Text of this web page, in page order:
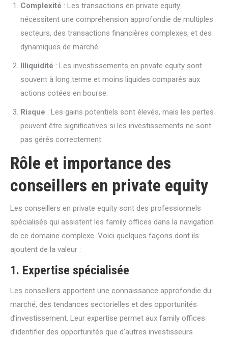
Complexité : Les transactions en private equity
nécessitent une compréhension approfondie de multiples
secteurs, des transactions financières complexes, et des
dynamiques de marché.
Illiquidité : Les investissements en private equity sont
souvent à long terme et moins liquides comparés aux
actions cotées en bourse.
Risque : Les gains potentiels sont élevés, mais les pertes
peuvent être significatives si les investissements ne sont
pas gérés correctement.
Rôle et importance des
conseillers en private equity
Les conseillers en private equity sont des professionnels
spécialisés qui assistent les family offices dans la navigation
de ce domaine complexe. Voici quelques façons dont ils
ajoutent de la valeur :
1. Expertise spécialisée
Les conseillers apportent une connaissance approfondie du
marché, des tendances sectorielles et des opportunités
d’investissement. Leur expertise permet aux family offices
d’identifier des opportunités que d’autres investisseurs